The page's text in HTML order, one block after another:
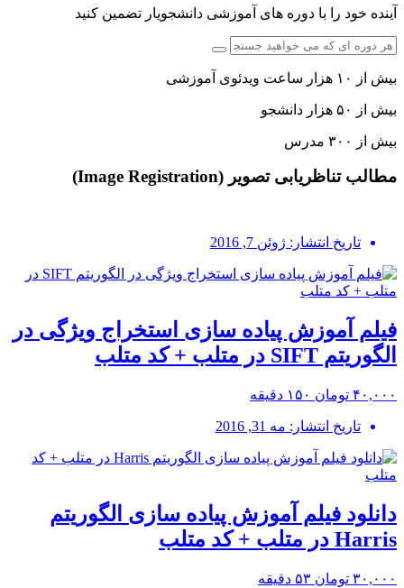
آینده خود را با دوره های آموزشی دانشجویار تضمین کنید
بیش از ۱۰ هزار ساعت ویدئوی آموزشی
بیش از ۵۰ هزار دانشجو
بیش از ۳۰۰ مدرس
مطالب تناظریابی تصویر (Image Registration)
تاریخ انتشار: ژوئن 7, 2016
فیلم آموزش پیاده سازی استخراج ویژگی در
الگوریتم SIFT در متلب + کد متلب
۴۰,۰۰۰ تومان ۱۵۰ دقیقه
تاریخ انتشار: مه 31, 2016
دانلود فیلم آموزش پیاده سازی الگوریتم
Harris در متلب + کد متلب
۳۰,۰۰۰ تومان ۵۳ دقیقه